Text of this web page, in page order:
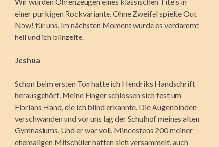
einer punkigen Rockvariante. Ohne Zweifel spielte Out
Now! für uns. Im nächsten Moment wurde es verdammt
hell und ich blinzelte.
Joshua
Schon beim ersten Ton hatte ich Hendriks Handschrift
herausgehört. Meine Finger schlossen sich fest um
Florians Hand, die ich blind erkannte. Die Augenbinden
verschwanden und vor uns lag der Schulhof meines alten
Gymnasiums. Und er war voll. Mindestens 200 meiner
ehemaligen Mitschüler hatten sich versammelt, auch